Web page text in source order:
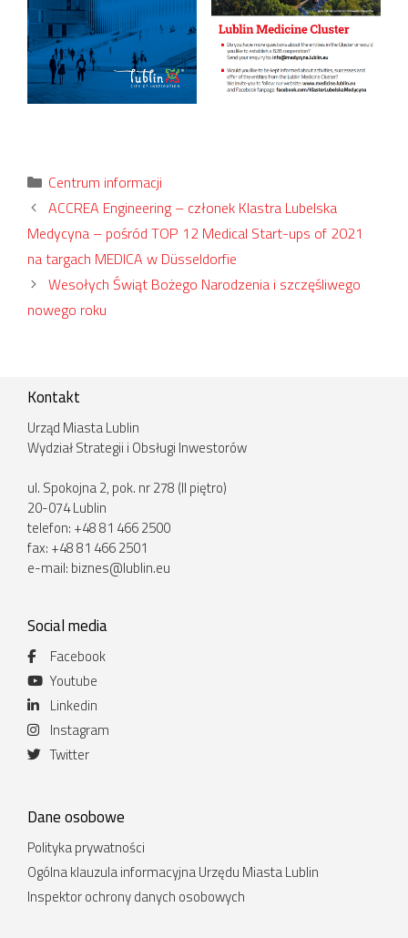
Kategorie
Centrum informacji
ACCREA Engineering – członek Klastra Lubelska
Medycyna – pośród TOP 12 Medical Start-ups of 2021
na targach MEDICA w Düsseldorfie
Wesołych Świąt Bożego Narodzenia i szczęśliwego
nowego roku
Kontakt
Urząd Miasta Lublin
Wydział Strategii i Obsługi Inwestorów
ul. Spokojna 2, pok. nr 278 (II piętro)
20-074 Lublin
telefon: +48 81 466 2500
fax: +48 81 466 2501
e-mail: biznes@lublin.eu
Social media
Facebook
Youtube
Linkedin
Instagram
Twitter
Dane osobowe
Polityka prywatności
Ogólna klauzula informacyjna Urzędu Miasta Lublin
Inspektor ochrony danych osobowych